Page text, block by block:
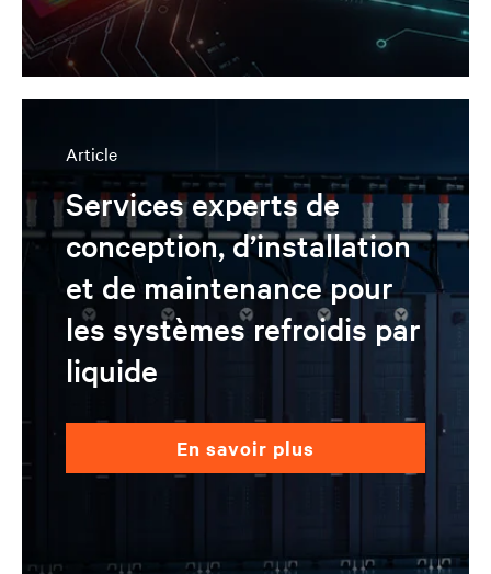
Article
Services experts de
conception, d’installation
et de maintenance pour
les systèmes refroidis par
liquide
en savoir plus